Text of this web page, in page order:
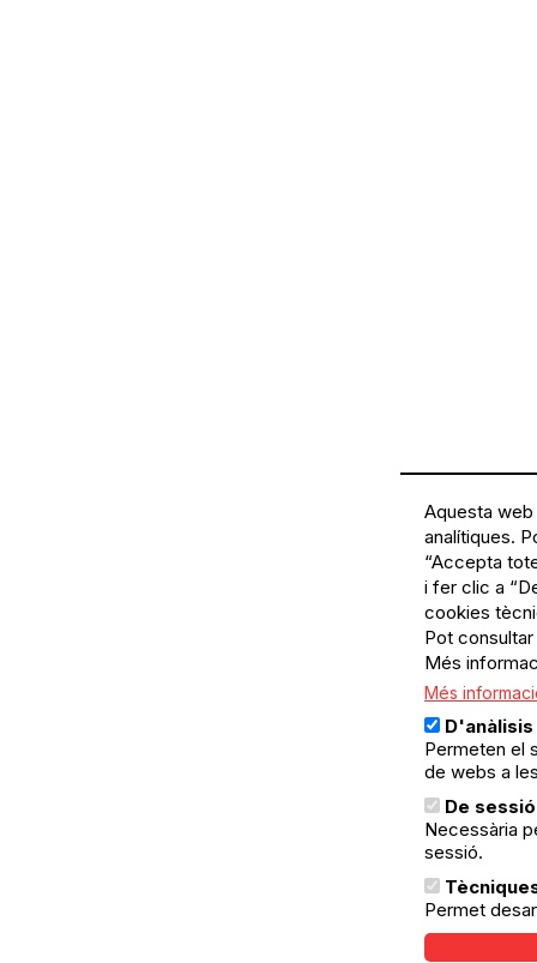
Aquesta
analítiques.
“Accepta
i fer clic a
cookies
Pot
Més
Més
D'anàlisis
Permeten el
de webs a
De sessió
Necessària
sessió.
Permet